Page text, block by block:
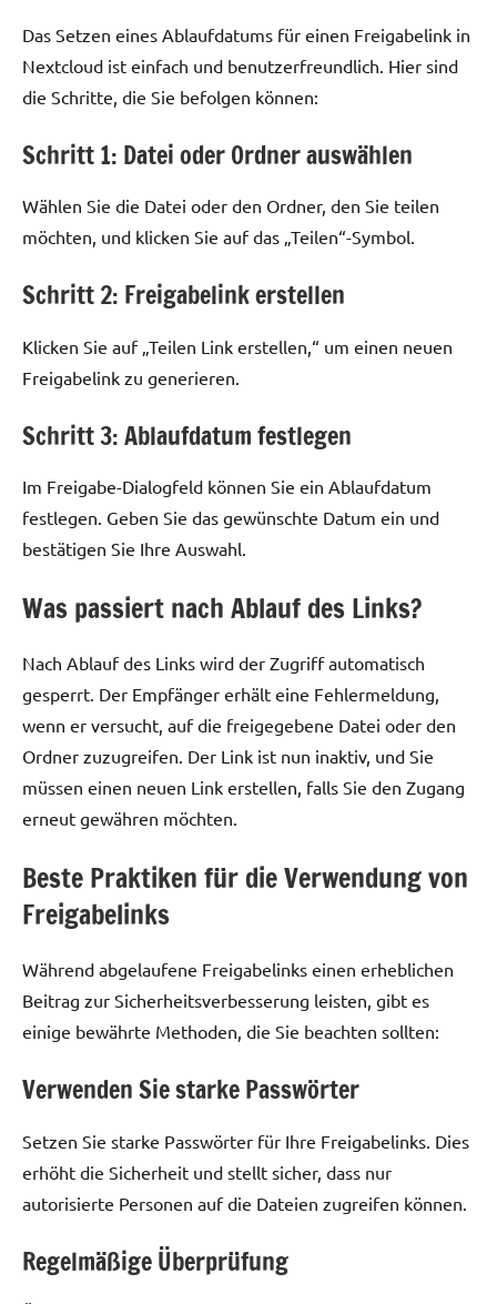
Das Setzen eines Ablaufdatums für einen Freigabelink in
Nextcloud ist einfach und benutzerfreundlich. Hier sind
die Schritte, die Sie befolgen können:
Schritt 1: Datei oder Ordner auswählen
Wählen Sie die Datei oder den Ordner, den Sie teilen
möchten, und klicken Sie auf das „Teilen“-Symbol.
Schritt 2: Freigabelink erstellen
Klicken Sie auf „Teilen Link erstellen,“ um einen neuen
Freigabelink zu generieren.
Schritt 3: Ablaufdatum festlegen
Im Freigabe-Dialogfeld können Sie ein Ablaufdatum
festlegen. Geben Sie das gewünschte Datum ein und
bestätigen Sie Ihre Auswahl.
Was passiert nach Ablauf des Links?
Nach Ablauf des Links wird der Zugriff automatisch
gesperrt. Der Empfänger erhält eine Fehlermeldung,
wenn er versucht, auf die freigegebene Datei oder den
Ordner zuzugreifen. Der Link ist nun inaktiv, und Sie
müssen einen neuen Link erstellen, falls Sie den Zugang
erneut gewähren möchten.
Beste Praktiken für die Verwendung von
Freigabelinks
Während abgelaufene Freigabelinks einen erheblichen
Beitrag zur Sicherheitsverbesserung leisten, gibt es
einige bewährte Methoden, die Sie beachten sollten:
Verwenden Sie starke Passwörter
Setzen Sie starke Passwörter für Ihre Freigabelinks. Dies
erhöht die Sicherheit und stellt sicher, dass nur
autorisierte Personen auf die Dateien zugreifen können.
Regelmäßige Überprüfung